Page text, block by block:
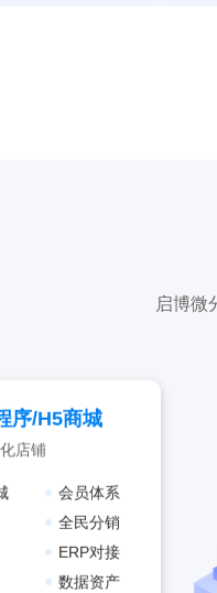
启博微
序/H5商城
店铺
会员体系
全民分销
ERP对接
数据资产